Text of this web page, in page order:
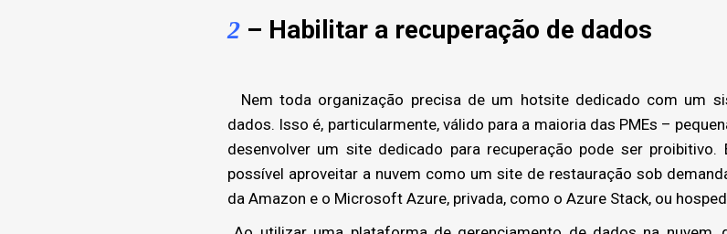
2 – Habilitar a recuperação de dados
Nem toda organização precisa de um hotsite dedicado com um
dados. Isso é, particularmente, válido para a maioria das PMEs –
desenvolver um site dedicado para recuperação pode ser
possível aproveitar a nuvem como um site de restauração sob
da Amazon e o Microsoft Azure, privada, como o Azure Stack, ou